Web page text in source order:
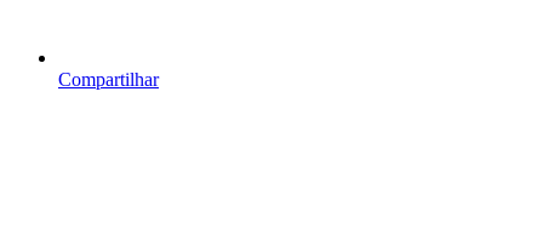
Compartilhar